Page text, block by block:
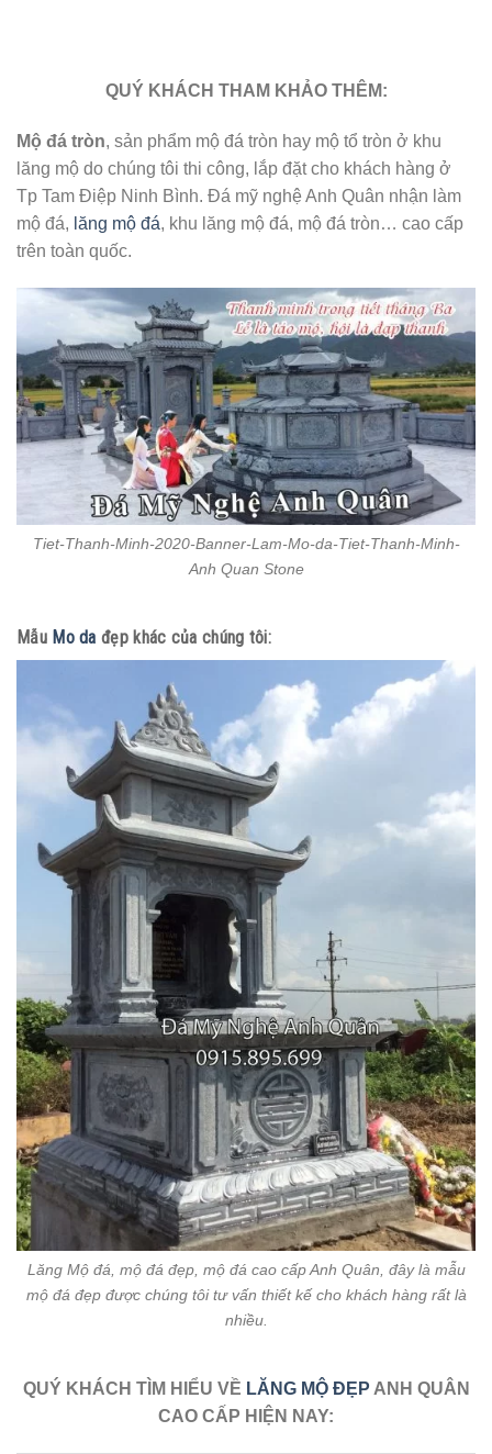
QUÝ KHÁCH THAM KHẢO THÊM:
Mộ đá tròn, sản phẩm mộ đá tròn hay mộ tổ tròn ở khu
lăng mộ do chúng tôi thi công, lắp đặt cho khách hàng ở
Tp Tam Điệp Ninh Bình. Đá mỹ nghệ Anh Quân nhận làm
mộ đá, lăng mộ đá, khu lăng mộ đá, mộ đá tròn… cao cấp
trên toàn quốc.
Tiet-Thanh-Minh-2020-Banner-Lam-Mo-da-Tiet-Thanh-Minh-
Anh Quan Stone
Mẫu Mo da đẹp khác của chúng tôi:
Lăng Mộ đá, mộ đá đẹp, mộ đá cao cấp Anh Quân, đây là mẫu
mộ đá đẹp được chúng tôi tư vấn thiết kế cho khách hàng rất là
nhiều.
QUÝ KHÁCH TÌM HIỂU VỀ LĂNG MỘ ĐẸP ANH QUÂN
CAO CẤP HIỆN NAY: